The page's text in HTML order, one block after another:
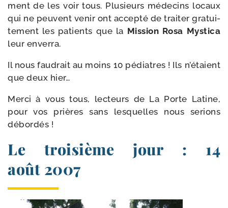
ment de les voir tous. Plusieurs méde­cins locaux
qui ne peuvent venir ont accep­té de trai­ter gra­tui­
te­ment les patients que la Mission Rosa Mystica
leur enverra.
Il nous fau­drait au moins 10 pédiatres ! Ils n’é­taient
que deux hier…
Merci à vous tous, lec­teurs de La Porte Latine,
pour vos prières sans les­quelles nous serions
débordés !
Le troisième jour : 14
août 2007